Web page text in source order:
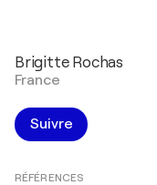
Brigitte Rochas
France
Suivre
RÉFÉRENCES